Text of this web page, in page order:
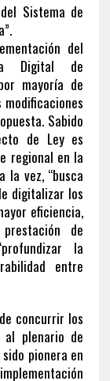
Sistema de
del
Digital de
mayoría de
modificaciones
Sabido
de Ley es
regional en la
la vez, “busca
digitalizar los
eficiencia,
de
la
entre
concurrir los
al plenario de
sido pionera en